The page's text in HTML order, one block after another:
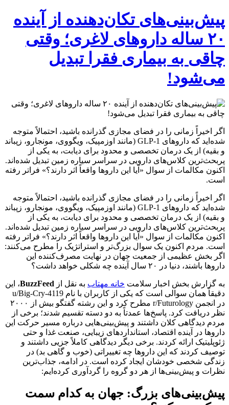
پیش‌بینی‌های تکان‌دهنده از آینده
۲۰ ساله داروهای لاغری؛ وقتی
چاقی به بیماری فقرا تبدیل
می‌شود!
اگر اخیراً زمانی را در فضای مجازی گذرانده باشید، احتمالاً متوجه
شده‌اید که داروهای GLP-1 (مانند اوزمپیک، ویگووی، مونجارو، زپباند
و بقیه) از یک درمان تخصصی و محدود برای دیابت، به یکی از
پربحث‌ترین کلاس‌های دارویی در سراسر سیاره زمین تبدیل شده‌اند.
اکنون مکالمات از سوال «آیا این داروها واقعاً اثر دارند؟» فراتر رفته
است.
اگر اخیراً زمانی را در فضای مجازی گذرانده باشید، احتمالاً متوجه
شده‌اید که داروهای GLP-1 (مانند اوزمپیک، ویگووی، مونجارو، زپباند
و بقیه) از یک درمان تخصصی و محدود برای دیابت، به یکی از
پربحث‌ترین کلاس‌های دارویی در سراسر سیاره زمین تبدیل شده‌اند.
اکنون مکالمات از سوال «آیا این داروها واقعاً اثر دارند؟» فراتر رفته
است. مردم اکنون یک سوال بزرگ‌تر و استراتژیک را مطرح می‌کنند:
اگر بخش عظیمی از جمعیت جهان در نهایت مصرف‌کننده این
داروها باشند، دنیا در ۲۰ سال آینده چه شکلی خواهد داشت؟
به گزارش بخش اخبار سلامت خانه مهتاب به نقل از BuzzFeed، این
دقیقاً همان سوالی است که یکی از کاربران با نام u/Big-Cry-4119
در انجمن r/Futurology مطرح کرد و این رشته گفتگو بیش از ۲۰۰۰
نظر دریافت کرد. پاسخ‌ها عمدتاً به دو دسته تقسیم شدند؛ برخی از
مردم دیدگاهی کلان داشتند و پیش‌بینی‌هایی درباره مسیر حرکت این
داروها در آینده اقتصاد، استانداردهای زیبایی، صنعت غذا و حتی
ژئوپلیتیک ارائه کردند. برخی دیگر دیدگاهی کاملاً جزیی داشتند و
توصیف کردند که این داروها چه تغییراتی (خوب و گاهی بد) در
زندگی شخصی خودشان ایجاد کرده است. در ادامه، جذاب‌ترین
نظرات و پیش‌بینی‌ها از هر دو گروه را گردآوری کرده‌ایم:
پیش‌بینی‌های بزرگ: جهان به کدام سمت